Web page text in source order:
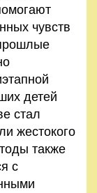
чувств
детей
стал
жестокого
также
с